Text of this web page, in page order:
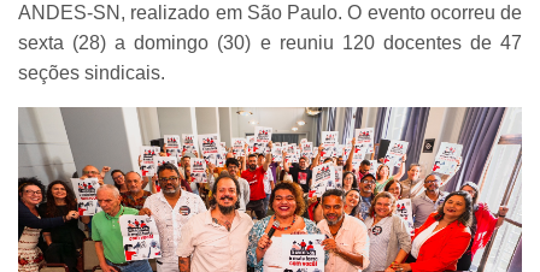
ANDES-SN, realizado em São Paulo. O evento ocorreu de
sexta (28) a domingo (30) e reuniu 120 docentes de 47
seções sindicais.